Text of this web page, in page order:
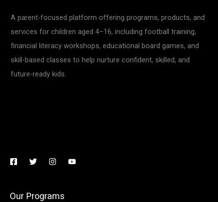
A parent-focused platform offering programs, products, and
services for children aged 4–16, including football training,
financial literacy workshops, educational board games, and
skill-based classes to help nurture confident, skilled, and
future-ready kids.
Our Programs